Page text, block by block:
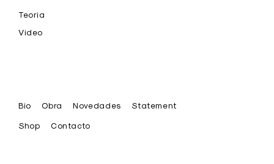
Teoria
Video
Bio Obra Novedades Statement
Shop Contacto